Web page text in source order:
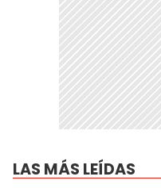
LAS MÁS LEÍDAS